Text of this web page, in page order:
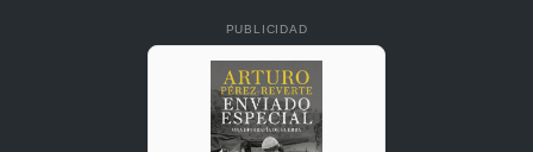
PUBLICIDAD